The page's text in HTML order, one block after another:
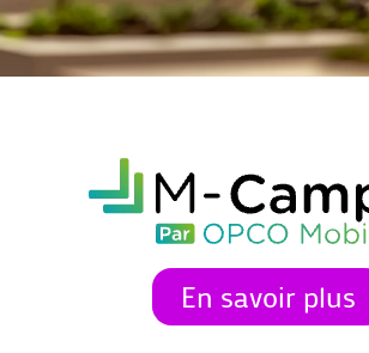
En savoir plus